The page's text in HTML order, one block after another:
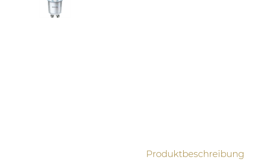
Produktbeschreibung